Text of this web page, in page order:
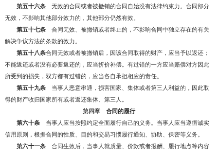
第五十六条 无效的合同或者被撤销的合同自始没有法律约束力。合同部分
无效，不影响其他部分效力的，其他部分仍然有效。
第五十七条 合同无效、被撤销或者终止的，不影响合同中独立存在的有关
解决争议方法的条款的效力。
第五十八条合同无效或者被撤销后，因该合同取得的财产，应当予以返还；
不能返还或者没有必要返还的，应当折价补偿。有过错的一方应当赔偿对方因此
所受到的损失，双方都有过错的，应当各自承担相应的责任。
第五十九条 当事人恶意串通，损害国家、集体或者第三人利益的，因此取
得的财产收归国家所有或者返还集体、第三人。
第四章 合同的履行
第六十条 当事人应当按照约定全面履行自己的义务。当事人应当遵循诚实
信用原则，根据合同的性质、目的和交易习惯履行通知、协助、保密等义务。
第六十一条 合同生效后，当事人就质量、价款或者报酬、履行地点等内容